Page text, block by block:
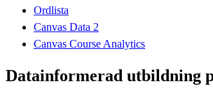
Ordlista
Canvas Data 2
Canvas Course Analytics
Datainformerad utbildning